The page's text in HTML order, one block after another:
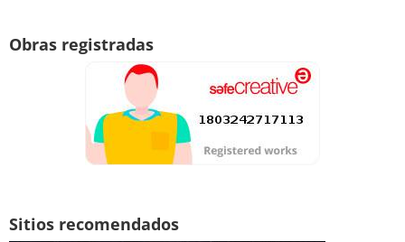
Obras registradas
Sitios recomendados